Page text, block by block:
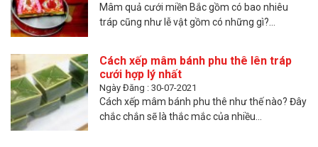
Mâm quả cưới miền Bắc gồm có bao nhiêu
tráp cũng như lễ vật gồm có những gì?...
Cách xếp mâm bánh phu thê lên tráp
cưới hợp lý nhất
Ngày Đăng : 30-07-2021
Cách xếp mâm bánh phu thê như thế nào? Đây
chắc chắn sẽ là thắc mắc của nhiều...